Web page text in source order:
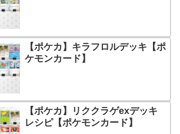
【ポケカ】キラフロルデッキ【ポ
ケモンカード】
【ポケカ】リククラゲexデッキ
レシピ【ポケモンカード】